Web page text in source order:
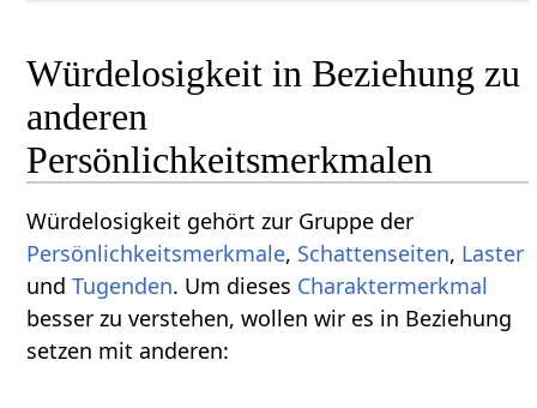
Würdelosigkeit in Beziehung zu
anderen
Persönlichkeitsmerkmalen
Würdelosigkeit gehört zur Gruppe der
Persönlichkeitsmerkmale, Schattenseiten, Laster
undTugenden. Um dieses Charaktermerkmal
besser zu verstehen, wollen wir es in Beziehung
setzen mit anderen: